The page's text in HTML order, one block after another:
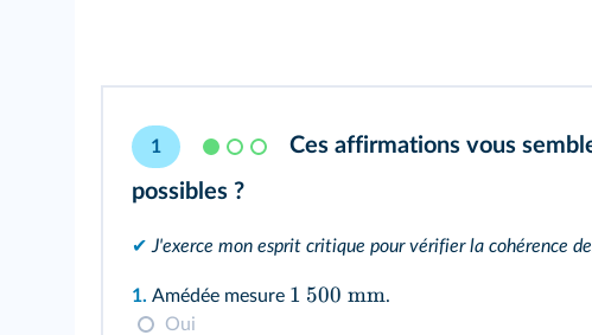
1
Ces affirmations vous
possibles ?
✔ J'exerce mon esprit critique pour vérifier la cohérence
1. Amédée mesure 1 500 mm.
Oui